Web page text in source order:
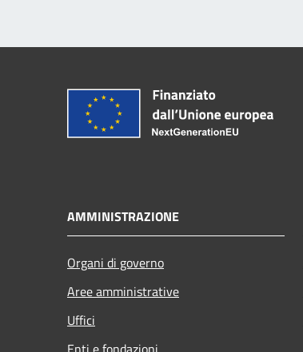
AMMINISTRAZIONE
Organi di governo
Aree amministrative
Uffici